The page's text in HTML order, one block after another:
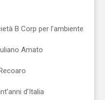
B Corp per l’ambiente
Amato
d’Italia